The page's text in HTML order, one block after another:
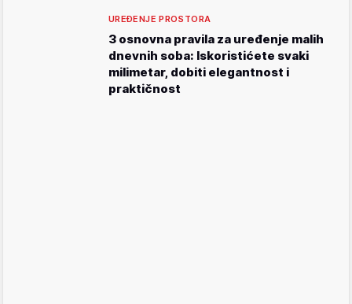
UREĐENJE PROSTORA
3 osnovna pravila za uređenje malih
dnevnih soba: Iskoristićete svaki
milimetar, dobiti elegantnost i
praktičnost